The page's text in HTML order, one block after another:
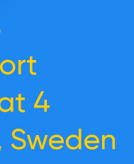
4
Sweden